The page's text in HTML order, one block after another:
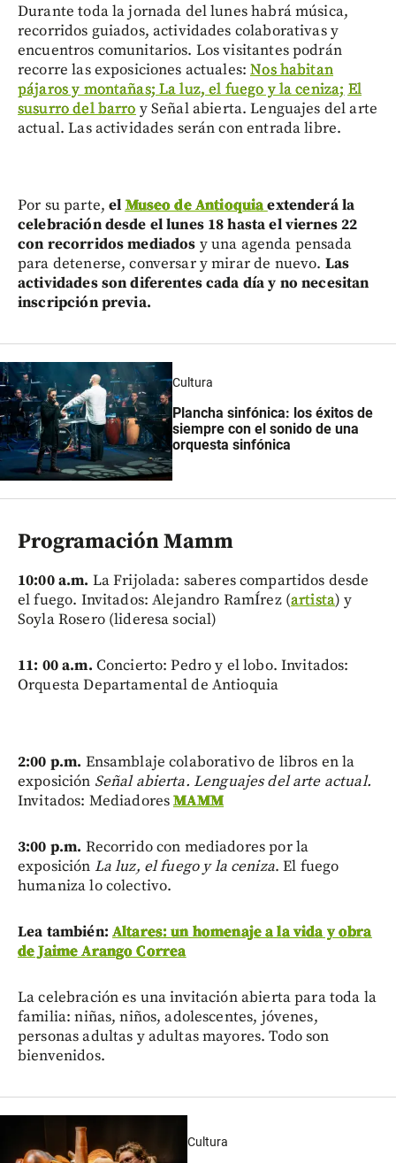
Durante toda la jornada del lunes habrá música,
recorridos guiados, actividades colaborativas y
encuentros comunitarios. Los visitantes podrán
recorre las exposiciones actuales:Nos habitan
pájaros y montañas; La luz, el fuego y la ceniza; El
susurro del barro y Señal abierta. Lenguajes del arte
actual. Las actividades serán con entrada libre.
Por su parte,el Museo de Antioquiaextenderá la
celebración desde el lunes 18 hasta el viernes 22
con recorridos mediados y una agenda pensada
para detenerse, conversar y mirar de nuevo. Las
actividades son diferentes cada día y no necesitan
inscripción previa.
Cultura
Plancha sinfónica: los éxitos de
siempre con el sonido de una
orquesta sinfónica
Programación Mamm
10:00 a.m. La Frijolada: saberes compartidos desde
el fuego. Invitados: Alejandro RamÍrez (artista) y
Soyla Rosero (lideresa social)
11: 00 a.m. Concierto: Pedro y el lobo. Invitados:
Orquesta Departamental de Antioquia
2:00 p.m. Ensamblaje colaborativo de libros en la
exposición Señal abierta. Lenguajes del arte actual.
Invitados: MediadoresMAMM
3:00 p.m. Recorrido con mediadores por la
exposición La luz, el fuego y la ceniza. El fuego
humaniza lo colectivo.
Lea también: Altares: un homenaje a la vida y obra
de Jaime Arango Correa
La celebración es una invitación abierta para toda la
familia: niñas, niños, adolescentes, jóvenes,
personas adultas y adultas mayores. Todo son
bienvenidos.
Cultura